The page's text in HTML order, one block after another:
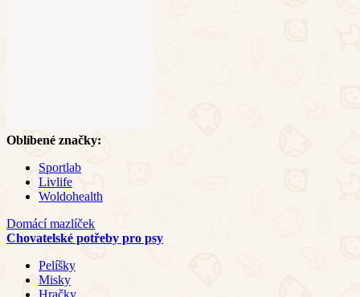
Oblíbené značky:
Sportlab
Livlife
Woldohealth
Domácí mazlíček
Chovatelské potřeby pro psy
Pelíšky
Misky
Hračky